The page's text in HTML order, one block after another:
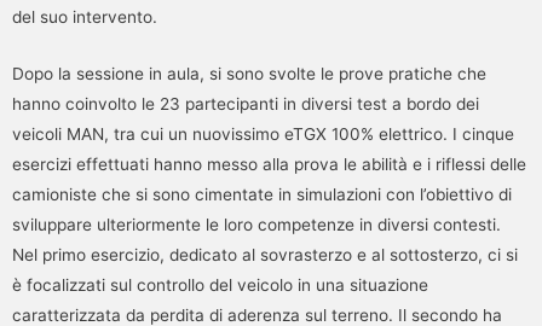
del suo intervento.
Dopo la sessione in aula, si sono svolte le prove pratiche che
hanno coinvolto le 23 partecipanti in diversi test a bordo dei
veicoli MAN, tra cui un nuovissimo eTGX 100% elettrico. I cinque
esercizi effettuati hanno messo alla prova le abilità e i riflessi delle
camioniste che si sono cimentate in simulazioni con l’obiettivo di
sviluppare ulteriormente le loro competenze in diversi contesti.
Nel primo esercizio, dedicato al sovrasterzo e al sottosterzo, ci si
è focalizzati sul controllo del veicolo in una situazione
caratterizzata da perdita di aderenza sul terreno. Il secondo ha